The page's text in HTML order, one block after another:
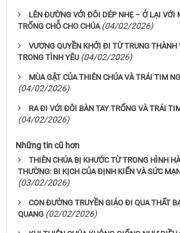
LÊN ĐƯỜNG VỚI ĐÔI DÉP NHẸ – Ở LẠI VỚI
TRỐNG CHỖ CHO CHÚA (04/02/2026)
VƯƠNG QUYỀN KHỞI ĐI TỪ TRUNG THÀNH
TRONG TÌNH YÊU (04/02/2026)
MÙA GẶT CỦA THIÊN CHÚA VÀ TRÁI TIM
(04/02/2026)
RA ĐI VỚI ĐÔI BÀN TAY TRỐNG VÀ TRÁI
(04/02/2026)
Những tin cũ hơn
THIÊN CHÚA BỊ KHƯỚC TỪ TRONG HÌNH
THƯỜNG: BI KỊCH CỦA ĐỊNH KIẾN VÀ SỨC
(03/02/2026)
CON ĐƯỜNG TRUYỀN GIÁO ĐI QUA THẤT
QUANG (02/02/2026)